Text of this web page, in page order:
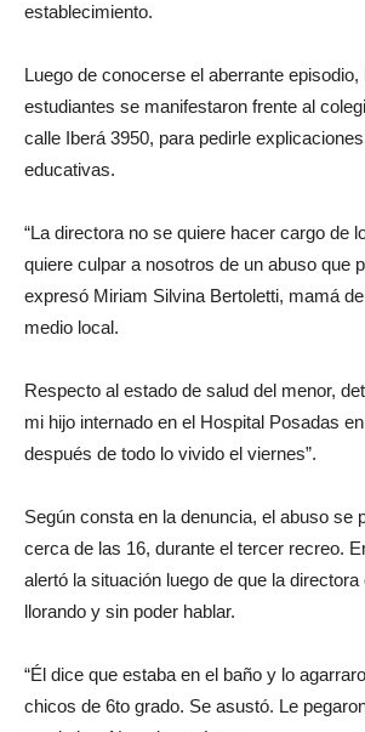
establecimiento.
Luego de conocerse el aberrante
estudiantes se manifestaron frente al
calle Iberá 3950, para pedirle
educativas.
“La directora no se quiere hacer cargo de
quiere culpar a nosotros de un abuso que
expresó Miriam Silvina Bertoletti, mamá
medio local.
Respecto al estado de salud del menor,
mi hijo internado en el Hospital Posadas
después de todo lo vivido el viernes”.
Según consta en la denuncia, el abuso se
cerca de las 16, durante el tercer recreo.
alertó la situación luego de que la
llorando y sin poder hablar.
“Él dice que estaba en el baño y lo
chicos de 6to grado. Se asustó. Le